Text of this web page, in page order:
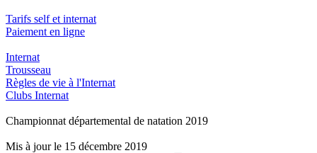
Tarifs self et internat
Paiement en ligne
Internat
Trousseau
Règles de vie à l'Internat
Clubs Internat
Championnat départemental de natation 2019
Mis à jour le 15 décembre 2019